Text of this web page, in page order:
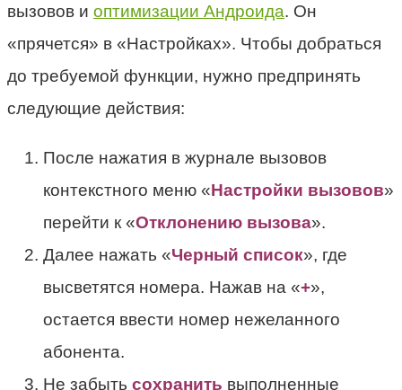
вызовов и оптимизации Андроида. Он
«прячется» в «Настройках». Чтобы добраться
до требуемой функции, нужно предпринять
следующие действия:
После нажатия в журнале вызовов
контекстного меню «Настройки вызовов»
перейти к «Отклонению вызова».
Далее нажать «Черный список», где
высветятся номера. Нажав на «+»,
остается ввести номер нежеланного
абонента.
Не забыть сохранить выполненные